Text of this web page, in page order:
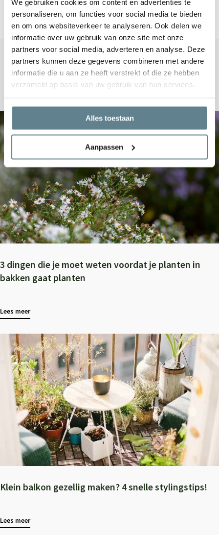
We gebruiken cookies om content en advertenties te
personaliseren, om functies voor social media te bieden
en om ons websiteverkeer te analyseren. Ook delen we
informatie over uw gebruik van onze site met onze
partners voor social media, adverteren en analyse. Deze
partners kunnen deze gegevens combineren met andere
informatie die u aan ze heeft verstrekt of die ze hebben
verzameld op basis van uw gebruik van hun services.
Alles toestaan
Aanpassen
Delen
Blogs
3 dingen die je moet weten voordat je planten in
bakken gaat planten
Lees meer
Klein balkon gezellig maken? 4 snelle stylingstips!
Lees meer